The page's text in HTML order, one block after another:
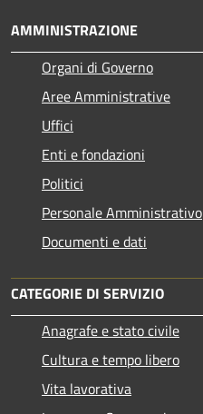
AMMINISTRAZIONE
Organi di Governo
Aree Amministrative
Uffici
Enti e fondazioni
Politici
Personale Amministrativo
Documenti e dati
CATEGORIE DI SERVIZIO
Anagrafe e stato civile
Cultura e tempo libero
Vita lavorativa